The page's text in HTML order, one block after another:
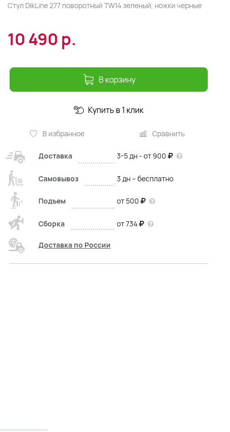
Стул DikLine 277 поворотный TW14 зеленый, ножки черные
10 490 р.
В корзину
В избранное Сравнить
Купить в 1 клик
Доставка 3-5 дн - от 900
Самовывоз 3 дн – бесплатно
Подъем от 500
Сборка от 734
Доставка по России